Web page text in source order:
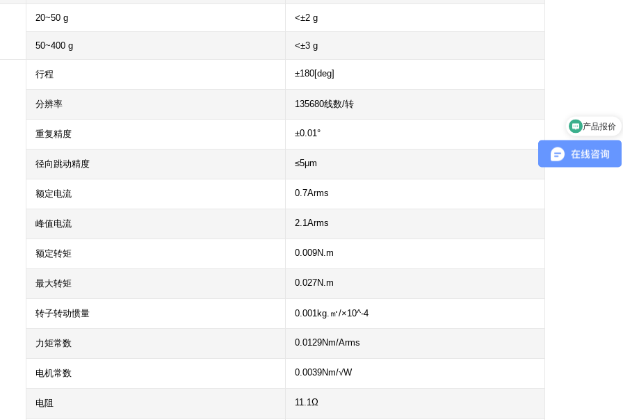
20~50 g <±2 g
50~400 g <±3 g
行程 ±180[deg]
分辨率 135680线数/转
重复精度 ±0.01°
径向跳动精度 ≤5μm
额定电流 0.7Arms
峰值电流 2.1Arms
额定转矩 0.009N.m
最大转矩 0.027N.m
转子转动惯量 0.001kg.㎡/×10^-4
力矩常数 0.0129Nm/Arms
电机常数 0.0039Nm/√W
电阻 11.1Ω
产品报价